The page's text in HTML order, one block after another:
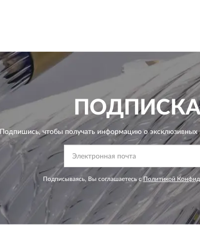
ПОДПИСКА
Подпишись, чтобы получать информацию о эксклюзивных
Подписываясь, Вы соглашаетесь сПолитикой